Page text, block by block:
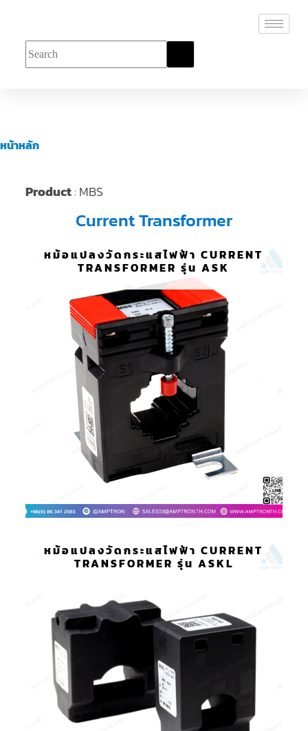
หน้าหลัก
Product: MBS
Current Transformer
หม้อแปลงวัดกระแสไฟฟ้า CURRENT
TRANSFORMER รุ่น ASK
หม้อแปลงวัดกระแสไฟฟ้า CURRENT
TRANSFORMER รุ่น ASKL